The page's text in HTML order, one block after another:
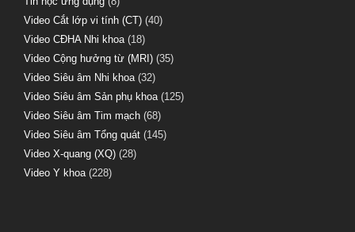
Video Cắt lớp vi tính (CT) (40)
Video CĐHA Nhi khoa(18)
Video Cộng hưởng từ (MRI) (35)
Video Siêu âm Nhi khoa(32)
Video Siêu âm Sản phụ khoa(125)
Video Siêu âm Tim mạch (68)
Video Siêu âm Tổng quát (145)
Video X-quang (XQ) (28)
Video Y khoa(228)